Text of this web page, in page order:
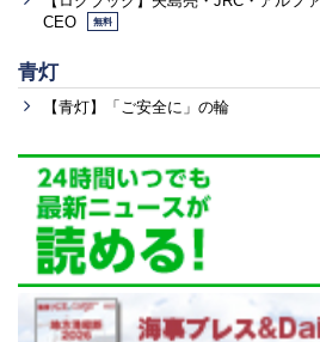
CEO
無料
青灯
【青灯】「ご安全に」の輪